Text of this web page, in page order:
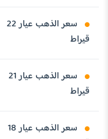
سعر الذهب عيار 22
قيراط
سعر الذهب عيار 21
قيراط
سعر الذهب عيار 18